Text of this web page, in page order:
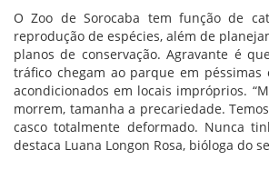
O Zoo de Sorocaba tem função de
reprodução de espécies, além de
planos de conservação. Agravante é
tráfico chegam ao parque em péssimas
acondicionados em locais impróprios.
morrem, tamanha a precariedade.
casco totalmente deformado. Nunca
destaca Luana Longon Rosa, bióloga do